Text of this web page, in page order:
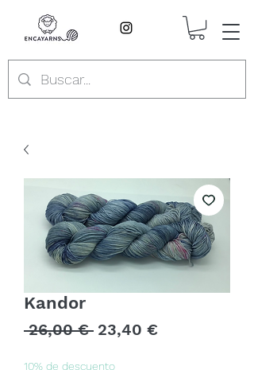
Kandor
26,00 € Precio
23,40 €Precio
10% de descuento